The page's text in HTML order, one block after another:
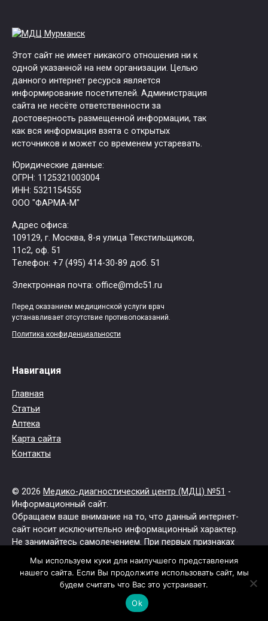
Этот сайт не имеет никакого отношения ни к
одной указанной на нем организации. Целью
данного интернет ресурса является
информирование посетителей. Администрация
сайта не несёте ответственности за
достоверность размещенной информации, так
как вся информация взята с открытых
источников и может со временем устаревать.
Юридические данные:
ОГРН: 1125321003004
ИНН: 5321154555
ООО "ФАРМА-М"
Адрес офиса:
109129, г. Москва, ​8-я улица Текстильщиков,
11с2, оф. 51
Tелефон: +7 (495) 414-30-89 доб. 51
Электронная почта: office@mdc51.ru
Перед оказанием медицинской услуги врач
устанавливает отсутствие противопоказаний.
Политика конфиденциальности
Навигация
Главная
Статьи
Аптека
Карта сайта
Контакты
© 2026 Медико-диагностический центр (МДЦ) №51 -
Информационный сайт.
Обращаем ваше внимание на то, что данный интернет-
сайт носит исключительно информационный характер.
Не занимайтесь самолечением. При первых признаках
заболевания обратитесь к врачу.
Все права защищены.
Мы используем куки для наилучшего представления
нашего сайта. Если Вы продолжите использовать сайт, мы
будем считать что Вас это устраивает.
Ok